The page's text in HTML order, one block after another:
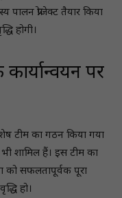
प्रोजेक्ट तैयार किया
होगी।
पर
टीम का गठन किया गया
शामिल हैं। इस टीम का
को सफलतापूर्वक पूरा
हो।